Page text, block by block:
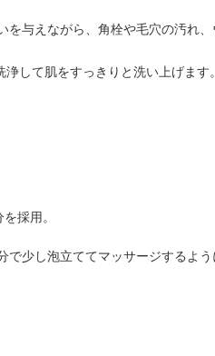
与えながら、角栓や毛穴の汚れ
して肌をすっきりと洗い上げます。
採用。
少し泡立ててマッサージするよ